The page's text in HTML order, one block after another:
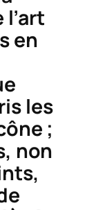
en
les
;
non